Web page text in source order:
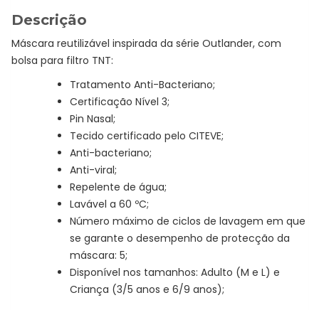
Descrição
Máscara reutilizável inspirada da série Outlander, com
bolsa para filtro TNT:
Tratamento Anti-Bacteriano;
Certificação Nível 3;
Pin Nasal;
Tecido certificado pelo CITEVE;
Anti-bacteriano;
Anti-viral;
Repelente de água;
Lavável a 60 ºC;
Número máximo de ciclos de lavagem em que
se garante o desempenho de protecção da
máscara: 5;
Disponível nos tamanhos: Adulto (M e L) e
Criança (3/5 anos e 6/9 anos);